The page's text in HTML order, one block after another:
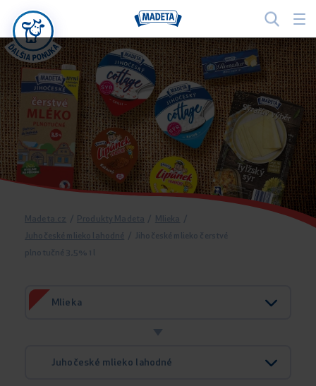
Madeta.cz / Produkty Madeta / Mlieka /
Juhočeské mlieko lahodné / Jihočeské mlieko čerstvé
plnotučné 3,5% 1 l
Mlieka
Juhočeské mlieko lahodné